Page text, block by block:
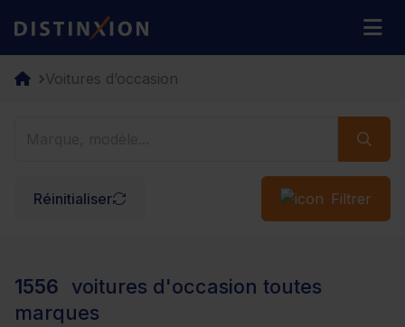
Distinxion
Voitures d’occasion
Réinitialiser Filtrer
1556
voitures d'occasion toutes
marques